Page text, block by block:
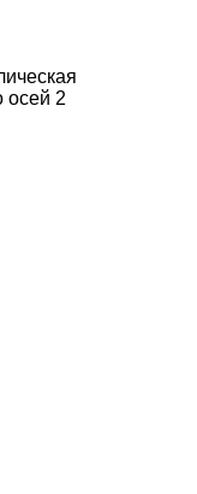
осей 2